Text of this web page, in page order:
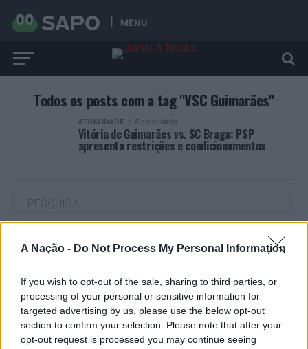
A Nação - Do Not Process My Personal Information
If you wish to opt-out of the sale, sharing to third parties, or
processing of your personal or sensitive information for
targeted advertising by us, please use the below opt-out
section to confirm your selection. Please note that after your
opt-out request is processed you may continue seeing
MENU
Todos os posts com a tag "VSC Guimarães"
ATUALIDADE 5 anos atrás
Vitória de Guimarães vs. SC Braga: PSP
apresenta restrições e condicionamentos
ARTIGOS RECENTES
de “provocar” mudanças genéticas, diz neurocientista
“Millennium Estoril Open 2026” regressou ao circuito ATP
com vitória do francês Luca Van Assche